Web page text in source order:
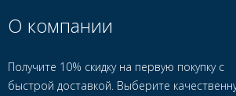
О компании
Получите 10% скидку на первую покупку с
быстрой доставкой. Выберите